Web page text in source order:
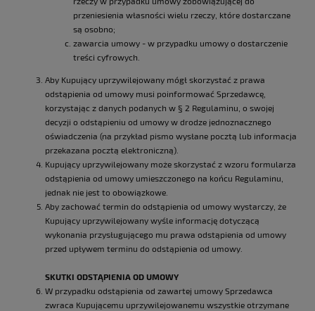
przeniesienia własności wielu rzeczy, które dostarczane
są osobno;
zawarcia umowy - w przypadku umowy o dostarczenie
treści cyfrowych.
Aby Kupujący uprzywilejowany mógł skorzystać z prawa
odstąpienia od umowy musi poinformować Sprzedawcę,
korzystając z danych podanych w § 2 Regulaminu, o swojej
decyzji o odstąpieniu od umowy w drodze jednoznacznego
oświadczenia (na przykład pismo wysłane pocztą lub informacja
przekazana pocztą elektroniczną).
Kupujący uprzywilejowany może skorzystać z wzoru formularza
odstąpienia od umowy umieszczonego na końcu Regulaminu,
jednak nie jest to obowiązkowe.
Aby zachować termin do odstąpienia od umowy wystarczy, że
Kupujący uprzywilejowany wyśle informację dotyczącą
wykonania przysługującego mu prawa odstąpienia od umowy
przed upływem terminu do odstąpienia od umowy.
SKUTKI ODSTĄPIENIA OD UMOWY
W przypadku odstąpienia od zawartej umowy Sprzedawca
zwraca Kupującemu uprzywilejowanemu wszystkie otrzymane